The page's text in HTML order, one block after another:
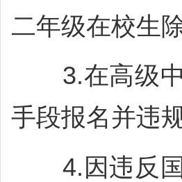
二年级在校生
3.在高级中
手段报名并违
4.因违反国